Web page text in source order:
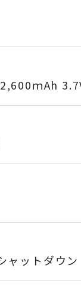
ｍAh
ャットダウン